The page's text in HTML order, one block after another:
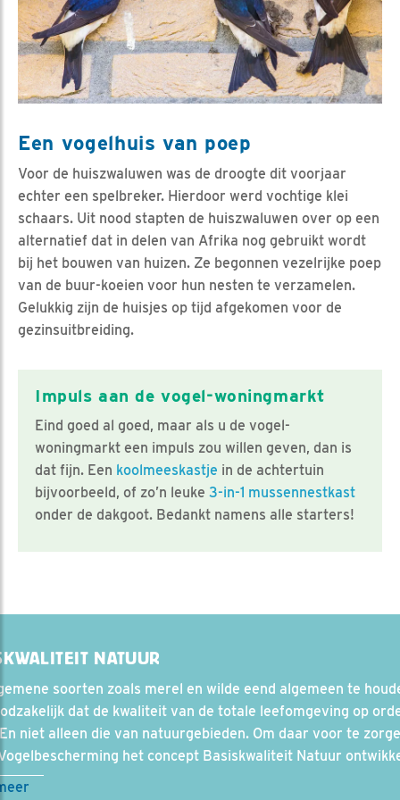
Een vogelhuis van poep
Voor de huiszwaluwen was de droogte dit voorjaar
echter een spelbreker. Hierdoor werd vochtige klei
schaars. Uit nood stapten de huiszwaluwen over op een
alternatief dat in delen van Afrika nog gebruikt wordt
bij het bouwen van huizen. Ze begonnen vezelrijke poep
van de buur-koeien voor hun nesten te verzamelen.
Gelukkig zijn de huisjes op tijd afgekomen voor de
gezinsuitbreiding.
Impuls aan de vogel-woningmarkt
Eind goed al goed, maar als u de vogel-
woningmarkt een impuls zou willen geven, dan is
dat fijn. Een koolmeeskastje in de achtertuin
bijvoorbeeld, of zo’n leuke 3-in-1 mussennestkast
onder de dakgoot. Bedankt namens alle starters!
NATUUR
soorten zoals merel en wilde eend algemeen te
dat de kwaliteit van de totale leefomgeving op
niet alleen die van natuurgebieden. Om daar voor te
het concept Basiskwaliteit Natuur